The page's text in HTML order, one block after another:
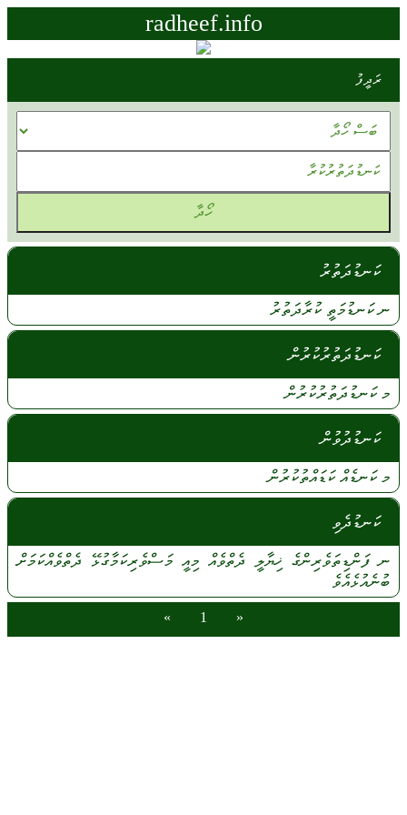
radheef.info
ރަދީފު
ކަނޑުދަތުރު
ނކަނޑުމަތީ ކުރާދަތުރު
ކަނޑުދަތުރުކުރުން
މކަނޑުދަތުރުކުރުން
ކަނޑުދުވުން
މކަނޑެއްކަޑައްތުކުރުން
ކަނޑުދެވި
ނފަންޑިތަވެރިންގެ ޚިޔާލީ ދެތްވެއް މިއީމަސްވެރިކަމާގުޅޭ ދެތްވެއްކަމަށް
ބުނެއުޅެއެވެ
«
1
»